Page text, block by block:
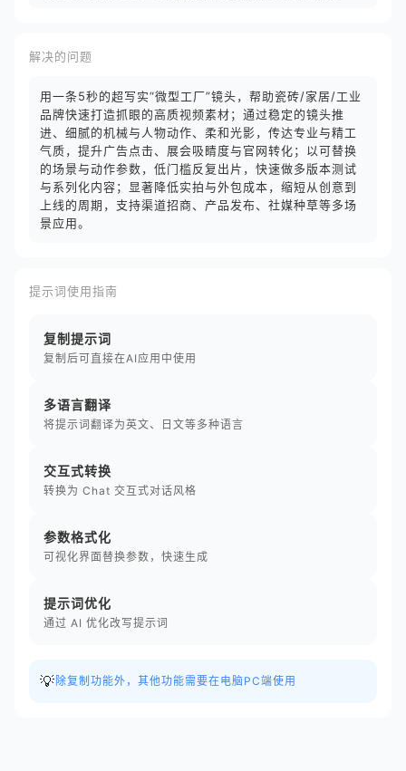
解决的问题
用一条5秒的超写实“微型工厂”镜头，帮助瓷砖/家居/工业
品牌快速打造抓眼的高质视频素材；通过稳定的镜头推
进、细腻的机械与人物动作、柔和光影，传达专业与精工
气质，提升广告点击、展会吸睛度与官网转化；以可替换
的场景与动作参数，低门槛反复出片，快速做多版本测试
与系列化内容；显著降低实拍与外包成本，缩短从创意到
上线的周期，支持渠道招商、产品发布、社媒种草等多场
景应用。
提示词使用指南
复制提示词
复制后可直接在AI应用中使用
多语言翻译
将提示词翻译为英文、日文等多种语言
交互式转换
转换为 Chat 交互式对话风格
参数格式化
可视化界面替换参数，快速生成
提示词优化
通过 AI 优化改写提示词
💡 除复制功能外，其他功能需要在电脑PC端使用